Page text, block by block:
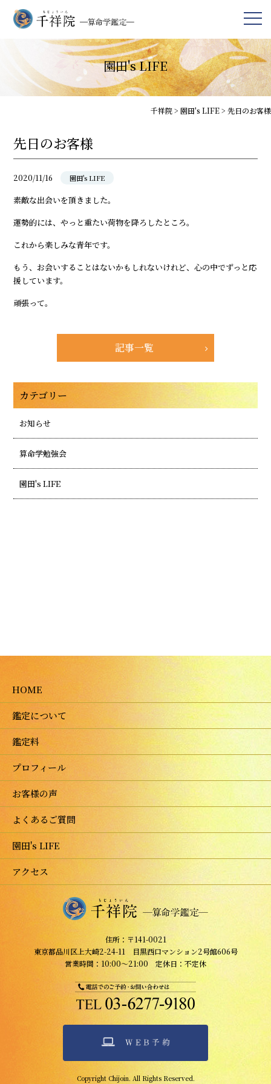
園田's LIFE
千祥院> 園田's LIFE> 先日のお客様
先日のお客様
2020/11/16 園田's LIFE
素敵な出会いを頂きました。
運勢的には、やっと重たい荷物を降ろしたところ。
これから楽しみな青年です。
もう、お会いすることはないかもしれないけれど、心の中でずっと応
援しています。
頑張って。
記事一覧
カテゴリー
お知らせ
算命学勉強会
園田's LIFE
HOME
鑑定について
鑑定料
プロフィール
お客様の声
よくあるご質問
園田's LIFE
アクセス
住所：〒141-0021
東京都品川区上大崎2-24-11 目黒西口マンション2号館606号
営業時間：10:00～21:00 定休日：不定休
Copyright Chijoin. All Rights Reserved.